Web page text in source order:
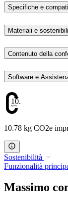
Specifiche e
Materiali e
Contenuto della
Software e
10.78
10.78 kg CO2e
Sostenibilità
Funzionalità
Massimo